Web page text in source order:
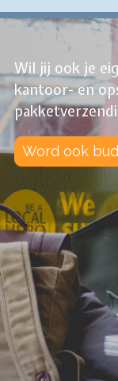
Wil jij ook je
kantoor- en
Word ook